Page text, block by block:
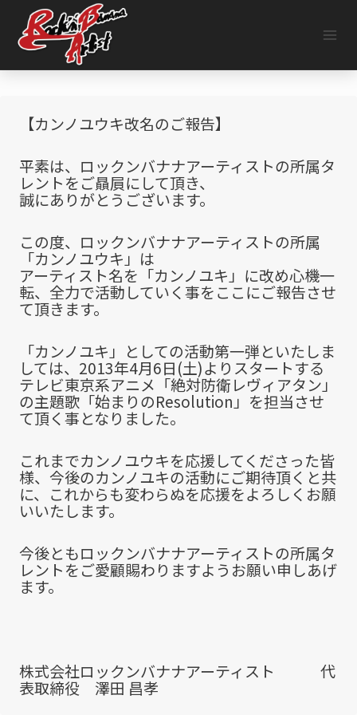
キ
【カンノユウキ改名のご報告】
平素は、ロックンバナナアーティストの所属タ
レントをご贔屓にして頂き、
誠にありがとうございます。
この度、ロックンバナナアーティストの所属
「カンノユウキ」は
アーティスト名を「カンノユキ」に改め心機一
転、全力で活動していく事をここにご報告させ
て頂きます。
「カンノユキ」としての活動第一弾といたしま
しては、2013年4月6日(土)よりスタートする
テレビ東京系アニメ「絶対防衛レヴィアタン」
の主題歌「始まりのResolution」を担当させ
て頂く事となりました。
これまでカンノユウキを応援してくださった皆
様、今後のカンノユキの活動にご期待頂くと共
に、これからも変わらぬを応援をよろしくお願
いいたします。
今後ともロックンバナナアーティストの所属タ
レントをご愛顧賜わりますようお願い申しあげ
ます。
株式会社ロックンバナナアーティスト 代
表取締役 澤田 昌孝